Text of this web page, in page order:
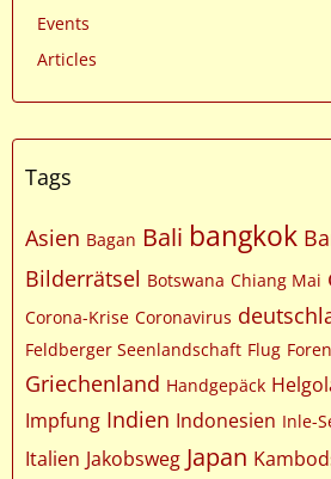
Events
Articles
Tags
Asien Bagan Bali bangkok
Bilderrätsel Botswana Chiang Mai
Corona-Krise Coronavirus
Feldberger Seenlandschaft Flug
Griechenland Handgepäck
Impfung Indien Indonesien Inle-
Italien Jakobsweg Japan